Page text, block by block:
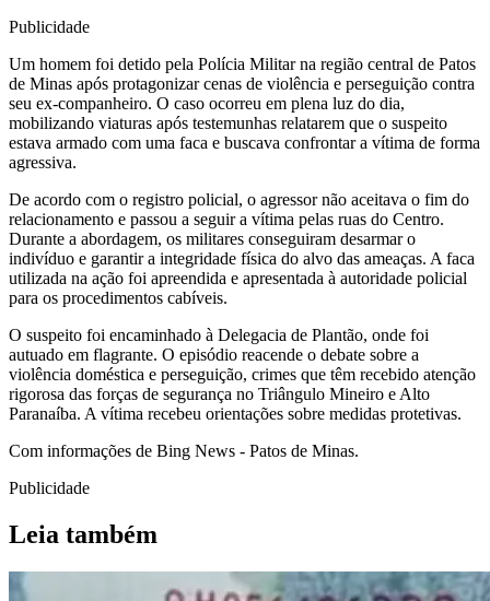
Publicidade
Um homem foi detido pela Polícia Militar na região central de Patos
de Minas após protagonizar cenas de violência e perseguição contra
seu ex-companheiro. O caso ocorreu em plena luz do dia,
mobilizando viaturas após testemunhas relatarem que o suspeito
estava armado com uma faca e buscava confrontar a vítima de forma
agressiva.
De acordo com o registro policial, o agressor não aceitava o fim do
relacionamento e passou a seguir a vítima pelas ruas do Centro.
Durante a abordagem, os militares conseguiram desarmar o
indivíduo e garantir a integridade física do alvo das ameaças. A faca
utilizada na ação foi apreendida e apresentada à autoridade policial
para os procedimentos cabíveis.
O suspeito foi encaminhado à Delegacia de Plantão, onde foi
autuado em flagrante. O episódio reacende o debate sobre a
violência doméstica e perseguição, crimes que têm recebido atenção
rigorosa das forças de segurança no Triângulo Mineiro e Alto
Paranaíba. A vítima recebeu orientações sobre medidas protetivas.
Com informações de Bing News - Patos de Minas.
Publicidade
Leia também